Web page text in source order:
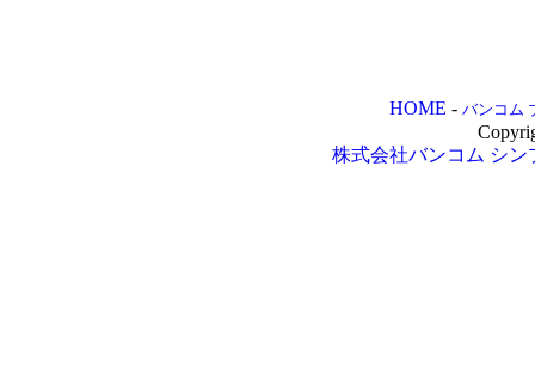
HOME - バンコム
株式会社バンコム シン